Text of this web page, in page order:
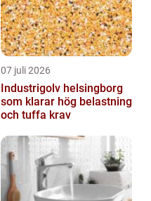
07 juli 2026
Industrigolv helsingborg
som klarar hög belastning
och tuffa krav